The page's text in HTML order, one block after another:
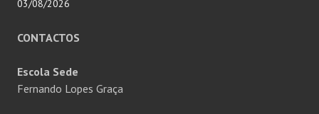
03/08/2026
CONTACTOS
Escola Sede
Fernando Lopes Graça